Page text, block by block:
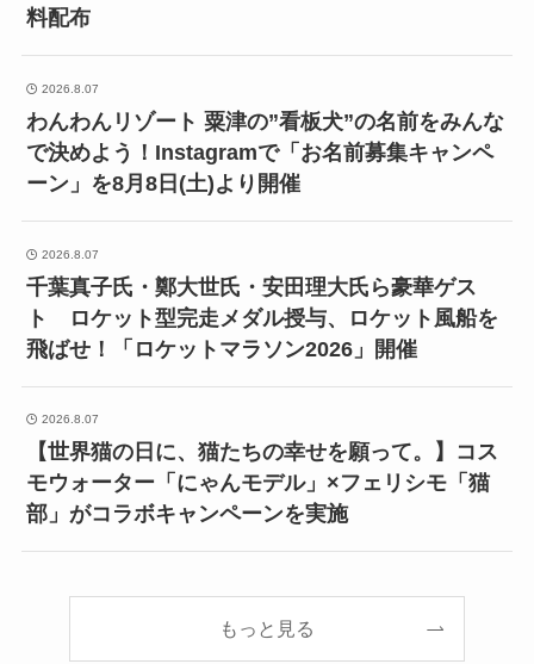
料配布
2026.8.07
わんわんリゾート 粟津の”看板犬”の名前をみんな
で決めよう！Instagramで「お名前募集キャンペ
ーン」を8月8日(土)より開催
2026.8.07
千葉真子氏・鄭大世氏・安田理大氏ら豪華ゲス
ト ロケット型完走メダル授与、ロケット風船を
飛ばせ！「ロケットマラソン2026」開催
2026.8.07
【世界猫の日に、猫たちの幸せを願って。】コス
モウォーター「にゃんモデル」×フェリシモ「猫
部」がコラボキャンペーンを実施
もっと見る